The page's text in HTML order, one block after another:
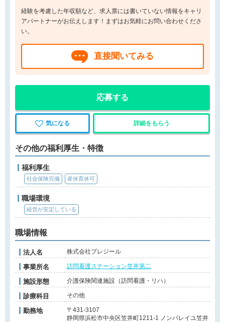
経験を考慮した年収額など、求人票には書いていない情報をキャリ
アパートナーがお伝えします！まずはお気軽にお問い合わせくださ
い。
直接聞いてみる
応募する
気になる 詳細をもらう
その他の福利厚生・特徴
福利厚生
社会保険完備 産休育休可
職場環境
経営が安定している
職場情報
法人名 株式会社プレジール
事業所名 訪問看護ステーション笠井第二
施設形態 介護保険関連施設（訪問看護・リハ）
診療科目 その他
勤務地
〒431-3107
静岡県浜松市中央区笠井町1211-1 ノンパレイユ笠井